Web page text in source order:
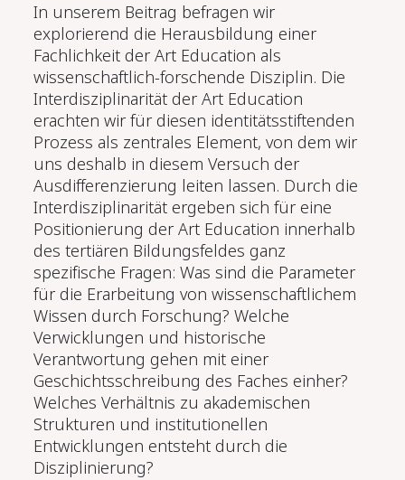
In unserem Beitrag befragen wir
explorierend die Herausbildung einer
Fachlichkeit der Art Education als
wissenschaftlich-forschende Disziplin. Die
Interdisziplinarität der Art Education
erachten wir für diesen identitätsstiftenden
Prozess als zentrales Element, von dem wir
uns deshalb in diesem Versuch der
Ausdifferenzierung leiten lassen. Durch die
Interdisziplinarität ergeben sich für eine
Positionierung der Art Education innerhalb
des tertiären Bildungsfeldes ganz
spezifische Fragen: Was sind die Parameter
für die Erarbeitung von wissenschaftlichem
Wissen durch Forschung? Welche
Verwicklungen und historische
Verantwortung gehen mit einer
Geschichtsschreibung des Faches einher?
Welches Verhältnis zu akademischen
Strukturen und institutionellen
Entwicklungen entsteht durch die
Disziplinierung?